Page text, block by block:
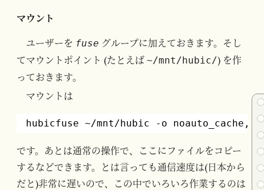
マウント
ユーザーを fuse グループに加えておきます。そし
てマウントポイント (たとえば ~/mnt/hubic/) を作
っておきます。
マウントは
hubicfuse ~/mnt/hubic -o
です。あとは通常の操作で、ここにファイルをコピー
するなどできます。とは言っても通信速度は(日本から
だと)非常に遅いので、この中でいろいろ作業するのは